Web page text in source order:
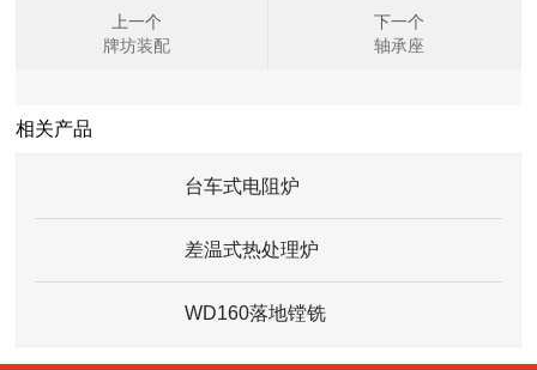
上一个
牌坊装配
下一个
轴承座
相关产品
台车式电阻炉
差温式热处理炉
WD160落地镗铣